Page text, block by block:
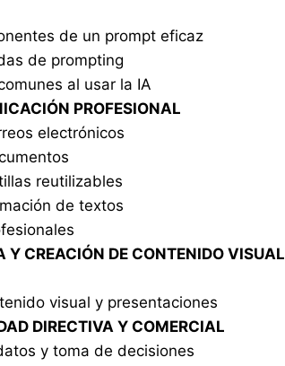
de un prompt eficaz
de prompting
al usar la IA
PROFESIONAL
electrónicos
reutilizables
de textos
Y CREACIÓN DE CONTENIDO VISUAL
visual y presentaciones
DIRECTIVA Y COMERCIAL
y toma de decisiones